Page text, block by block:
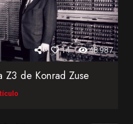
14 48.987
Z3 de Konrad Zuse